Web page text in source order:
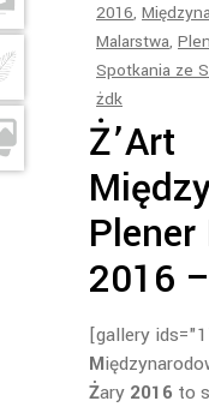
2016,
Malarstwa,
Spotkania ze
żdk
Ż’Art
2016
[gallery
M
Żary 2016 to